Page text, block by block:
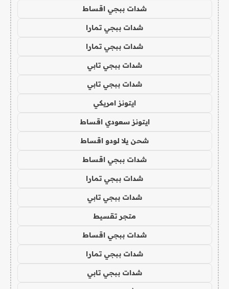
شدات ببجي اقساط
شدات ببجي تمارا
شدات ببجي تمارا
شدات ببجي تابي
شدات ببجي تابي
ايتونز امريكي
ايتونز سعودي اقساط
شحن يلا لودو اقساط
شدات ببجي اقساط
شدات ببجي تمارا
شدات ببجي تابي
متجر تقسيط
شدات ببجي اقساط
شدات ببجي تمارا
شدات ببجي تابي